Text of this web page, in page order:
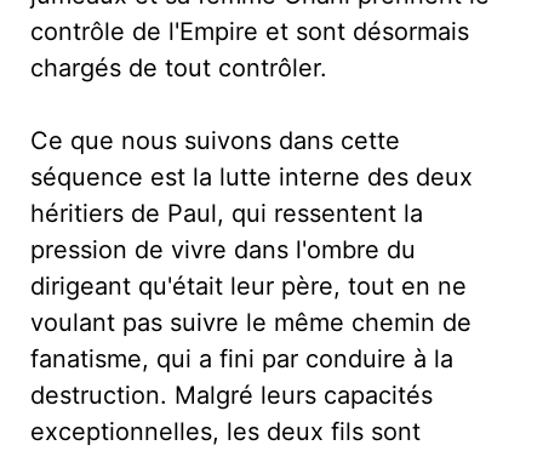
contrôle de l'Empire et sont désormais
chargés de tout contrôler.
Ce que nous suivons dans cette
séquence est la lutte interne des deux
héritiers de Paul, qui ressentent la
pression de vivre dans l'ombre du
dirigeant qu'était leur père, tout en ne
voulant pas suivre le même chemin de
fanatisme, qui a fini par conduire à la
destruction. Malgré leurs capacités
exceptionnelles, les deux fils sont